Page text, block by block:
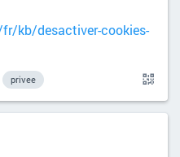
kb/desactiver-cookies-
privee